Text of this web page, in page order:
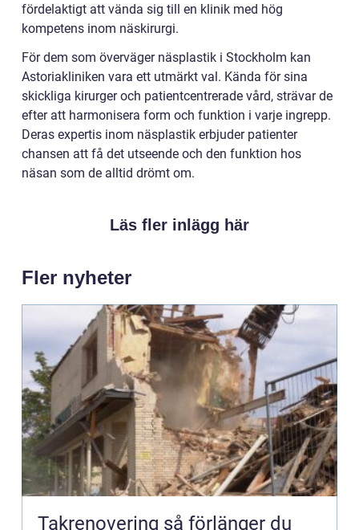
fördelaktigt att vända sig till en klinik med hög
kompetens inom näskirurgi.
För dem som överväger näsplastik i Stockholm kan
Astoriakliniken vara ett utmärkt val. Kända för sina
skickliga kirurger och patientcentrerade vård, strävar de
efter att harmonisera form och funktion i varje ingrepp.
Deras expertis inom näsplastik erbjuder patienter
chansen att få det utseende och den funktion hos
näsan som de alltid drömt om.
Läs fler inlägg här
Fler nyheter
Takrenovering så förlänger du